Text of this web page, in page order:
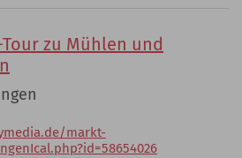
zu Mühlen und
markt-